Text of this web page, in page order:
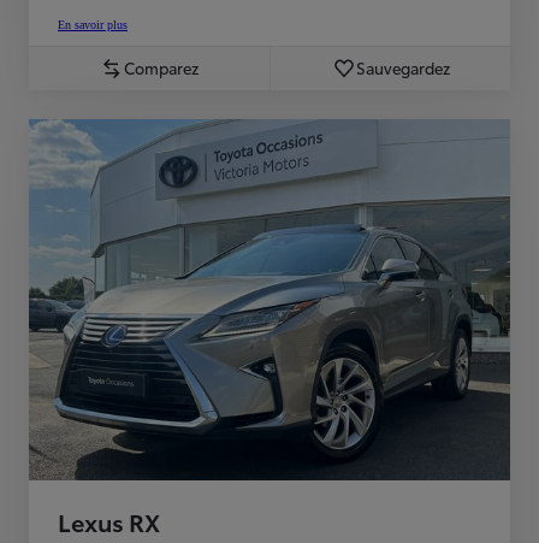
En savoir plus
Comparez Sauvegardez
Lexus RX